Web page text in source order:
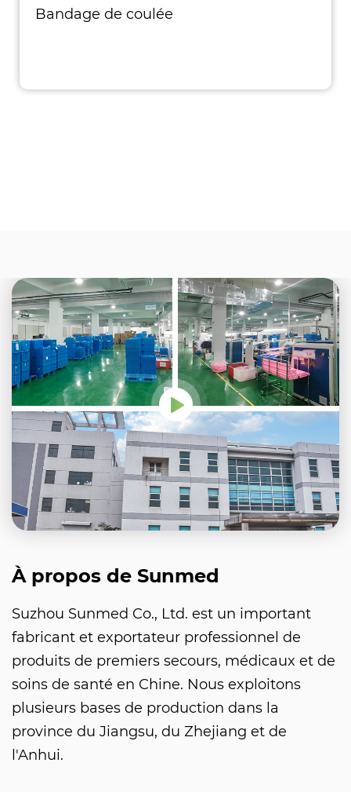
Bandage de coulée
À propos de Sunmed
Suzhou Sunmed Co., Ltd. est un important
fabricant et exportateur professionnel de
produits de premiers secours, médicaux et de
soins de santé en Chine. Nous exploitons
plusieurs bases de production dans la
province du Jiangsu, du Zhejiang et de
l'Anhui.